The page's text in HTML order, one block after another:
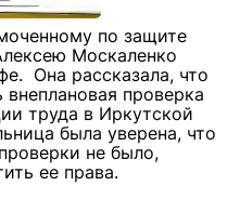
по защите
Москаленко
Она рассказала, что
проверка
труда в Иркутской
была уверена, что
не было,
ее права.